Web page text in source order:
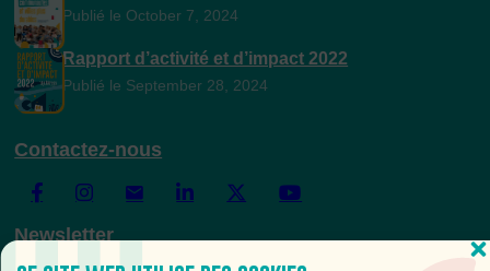
Publié le October 7, 2024
Rapport d’activité et d’impact 2022
Publié le September 28, 2024
Contactez-nous
Newsletter